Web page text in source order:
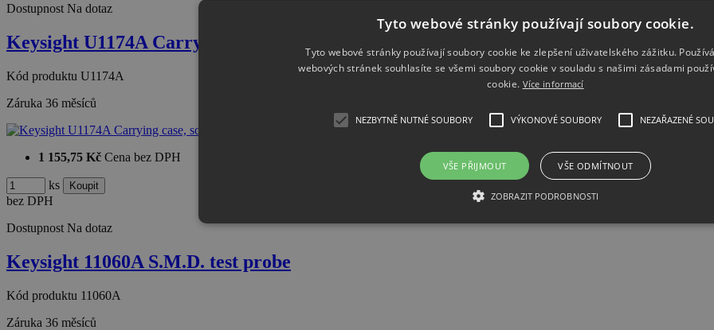
Dostupnost Na dotaz
Keysight U1174A Carrying case, soft
Kód produktu U1174A
Záruka 36 měsíců
1 155,75 Kč Cena bez DPH
ks
bez DPH
Dostupnost Na dotaz
Keysight 11060A S.M.D. test probe
Kód produktu 11060A
Záruka 36 měsíců
Tyto webové stránky používají soubory cookie.
Tyto webové stránky používají soubory cookie ke zlepšení uživatelského zážitku.
webových stránek souhlasíte se všemi soubory cookie v souladu s našimi zásadami
cookie. Více informací
NEZBYTNĚ NUTNÉ SOUBORY VÝKONOVÉ SOUBORY NEZAŘAZENÉ
VŠE PŘIJMOUT VŠE ODMÍTNOUT
ZOBRAZIT PODROBNOSTI